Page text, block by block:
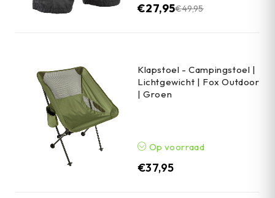
€49,95
€27,95
Klapstoel - Campingstoel |
Lichtgewicht | Fox Outdoor
| Groen
Op voorraad
€37,95